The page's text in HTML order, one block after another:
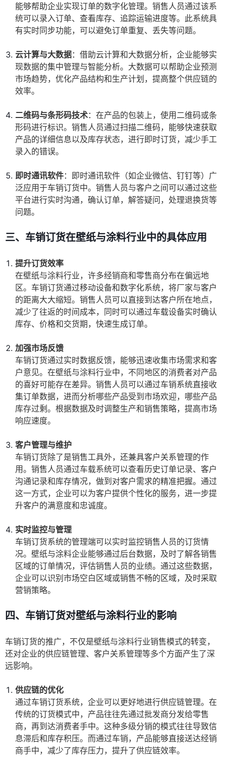
能够帮助企业实现订单的数字化管理。销售人员通过该系
统可以录入订单、查看库存、追踪运输进度等。此系统具
有实时同步功能，可以避免订单重复、丢失等问题。
云计算与大数据：借助云计算和大数据分析，企业能够实
现数据的集中管理与智能分析。大数据可以帮助企业预测
市场趋势，优化产品结构和生产计划，提高整个供应链的
效率。
二维码与条形码技术：在产品的包装上，使用二维码或条
形码进行标识。销售人员通过扫描二维码，能够快速获取
产品的详细信息以及库存状态，进行即时订货，减少手工
录入的错误。
即时通讯软件：即时通讯软件（如企业微信、钉钉等）广
泛应用于车销订货中。销售人员与客户之间可以通过这些
平台进行实时沟通，确认订单，解答疑问，处理退换货等
问题。
三、车销订货在壁纸与涂料行业中的具体应用
提升订货效率
在壁纸与涂料行业，许多经销商和零售商分布在偏远地
区。车销订货通过移动设备和数字化系统，将厂家与客户
的距离大大缩短。销售人员可以直接到达客户所在地点，
减少了往返的时间成本，同时可以通过车载设备实时确认
库存、价格和交货期，快速生成订单。
加强市场反馈
车销订货通过实时数据反馈，能够迅速收集市场需求和客
户意见。在壁纸与涂料行业中，不同地区的消费者对产品
的喜好可能存在差异。销售人员可以通过车销系统直接收
集订单数据，进而分析哪些产品受到市场欢迎，哪些产品
库存过剩。根据数据及时调整生产和销售策略，提高市场
响应速度。
客户管理与维护
车销订货除了是销售工具外，还兼具客户关系管理的作
用。销售人员通过车载系统可以查看历史订单记录、客户
沟通记录和库存情况，做到对客户需求的精准把握。通过
这一方式，企业可以为客户提供个性化的服务，进一步提
升客户的满意度和忠诚度。
实时监控与管理
车销订货系统的管理端可以实时监控销售人员的订货情
况。壁纸与涂料企业能够通过后台数据，及时了解各销售
区域的订单情况，评估销售人员的业绩。通过这些数据，
企业可以识别市场空白区域或销售不畅的区域，及时采取
营销策略。
四、车销订货对壁纸与涂料行业的影响
车销订货的推广，不仅是壁纸与涂料行业销售模式的转变，
还对企业的供应链管理、客户关系管理等多个方面产生了深
远影响。
供应链的优化
通过车销订货系统，企业可以更好地进行供应链管理。在
传统的订货模式中，产品往往先通过批发商分发给零售
商，再到达消费者手中。这种多级分销的模式往往导致信
息滞后和库存积压。而通过车销，产品能够直接送达经销
商手中，减少了库存压力，提升了供应链效率。